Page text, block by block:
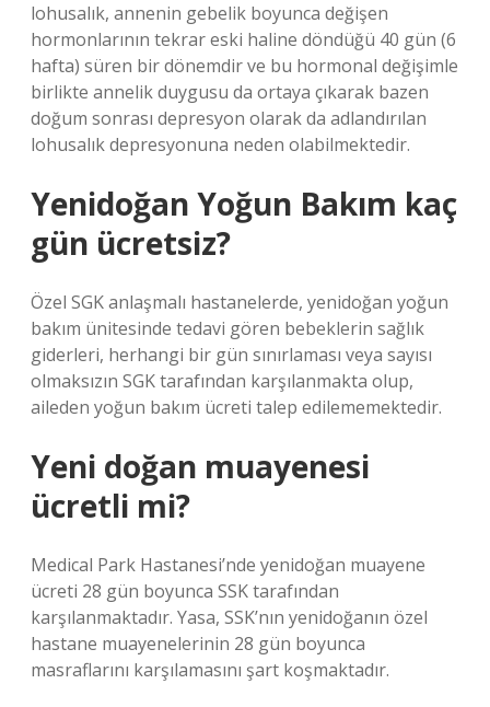
lohusalık, annenin gebelik boyunca değişen
hormonlarının tekrar eski haline döndüğü 40 gün (6
hafta) süren bir dönemdir ve bu hormonal değişimle
birlikte annelik duygusu da ortaya çıkarak bazen
doğum sonrası depresyon olarak da adlandırılan
lohusalık depresyonuna neden olabilmektedir.
Yenidoğan Yoğun Bakım kaç
gün ücretsiz?
Özel SGK anlaşmalı hastanelerde, yenidoğan yoğun
bakım ünitesinde tedavi gören bebeklerin sağlık
giderleri, herhangi bir gün sınırlaması veya sayısı
olmaksızın SGK tarafından karşılanmakta olup,
aileden yoğun bakım ücreti talep edilememektedir.
Yeni doğan muayenesi
ücretli mi?
Medical Park Hastanesi’nde yenidoğan muayene
ücreti 28 gün boyunca SSK tarafından
karşılanmaktadır. Yasa, SSK’nın yenidoğanın özel
hastane muayenelerinin 28 gün boyunca
masraflarını karşılamasını şart koşmaktadır.